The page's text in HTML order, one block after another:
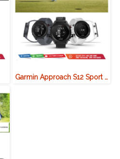
Garmin Approach S12 Sport Watch